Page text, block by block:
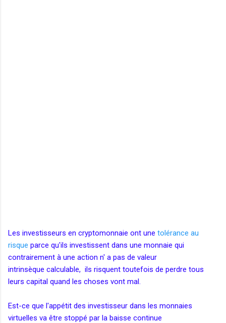
Les investisseurs en cryptomonnaie ont une tolérance au
risque parce qu'ils investissent dans une monnaie qui
contrairement à une action n' a pas de valeur
intrinsèque calculable, ils risquent toutefois de perdre tous
leurs capital quand les choses vont mal.
Est-ce que l'appétit des investisseur dans les monnaies
virtuelles va être stoppé par la baisse continue